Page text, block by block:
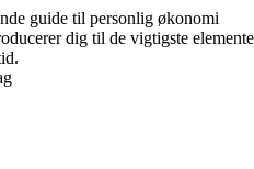
guide til personlig økonomi
dig til de vigtigste